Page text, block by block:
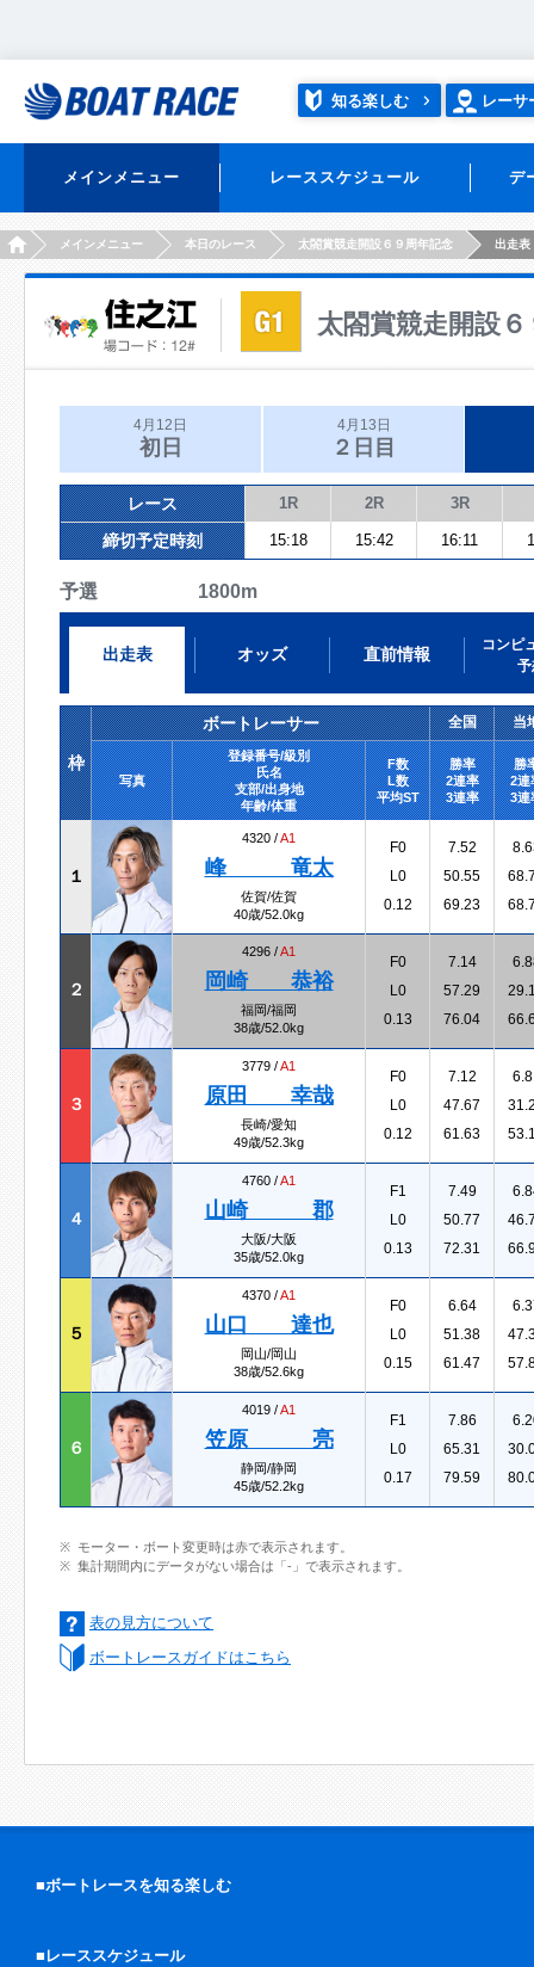
知る楽しむ レーサ
メインメニュー レーススケジュール デ
HOMEメインメニュー 本日のレース 太閤賞競走開設６９周年記念 出走表
太閤賞競走開設
4月12日
初日
4月13日
２日目
レース 1R 2R 3R
締切予定時刻 15:18 15:42 16:11
予選 1800m
出走表 オッズ 直前情報
コンピ
予
枠
ボートレーサー 全国 当
写真
登録番号/級別
氏名
支部/出身地
年齢/体重
F数
L数
平均ST
勝率
2連率
3連率
勝
2連
3連
１
4320 /A1
峰 竜太
佐賀/佐賀
40歳/52.0kg
F0
L0
0.12
7.52
50.55
69.23
２
4296 /A1
岡崎 恭裕
福岡/福岡
38歳/52.0kg
F0
L0
0.13
7.14
57.29
76.04
３
3779 /A1
原田 幸哉
長崎/愛知
49歳/52.3kg
F0
L0
0.12
7.12
47.67
61.63
４
4760 /A1
山崎 郡
大阪/大阪
35歳/52.0kg
F1
L0
0.13
7.49
50.77
72.31
５
4370 /A1
山口 達也
岡山/岡山
38歳/52.6kg
F0
L0
0.15
6.64
51.38
61.47
６
4019 /A1
笠原 亮
静岡/静岡
45歳/52.2kg
F1
L0
0.17
7.86
65.31
79.59
モーター・ボート変更時は赤で表示されます。
集計期間内にデータがない場合は「-」で表示されます。
表の見方について
ボートレースガイドはこちら
■ボートレースを知る楽しむ
■レーススケジュール